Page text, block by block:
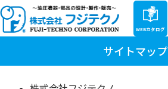
WEBカタログ
サイトマップ